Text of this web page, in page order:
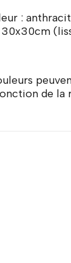
:
de la